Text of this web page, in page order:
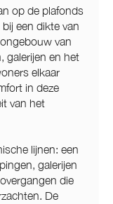
op de plafonds
een dikte van
van
galerijen en het
elkaar
in deze
van het
lijnen: een
galerijen
die
De